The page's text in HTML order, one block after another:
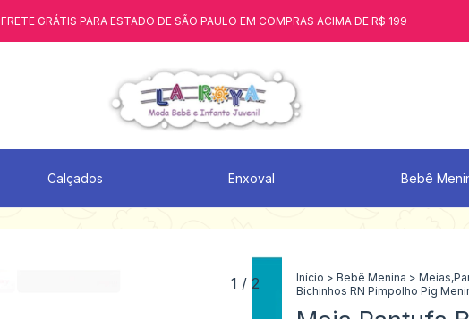
FRETE GRÁTIS PARA ESTADO DE SÃO PAULO EM COMPRAS ACIMA DE R$ 199
Calçados Enxoval Bebê
1 / 2 Início > Bebê Menina >
Bichinhos RN Pimpolho Pig